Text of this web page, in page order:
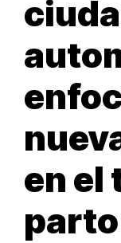
en el
parto